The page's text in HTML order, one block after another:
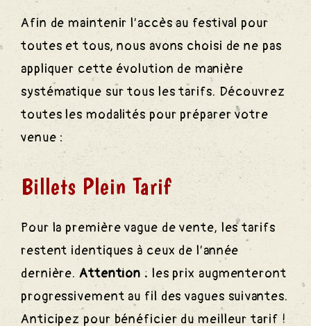
Afin de maintenir l’accès au festival pour
toutes et tous, nous avons choisi de ne pas
appliquer cette évolution de manière
systématique sur tous les tarifs. Découvrez
toutes les modalités pour préparer votre
venue :
Billets Plein Tarif
Pour la première vague de vente, les tarifs
restent identiques à ceux de l’année
dernière.Attention : les prix augmenteront
progressivement au fil des vagues suivantes.
Anticipez pour bénéficier du meilleur tarif !